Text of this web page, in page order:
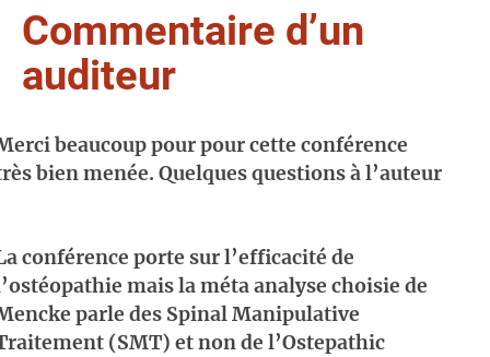
Commentaire d’un
auditeur
beaucoup pour pour cette conférence
bien menée. Quelques questions à l’auteur
conférence porte sur l’efficacité de
mais la méta analyse choisie de
parle des Spinal Manipulative
(SMT) et non de l’Ostepathic